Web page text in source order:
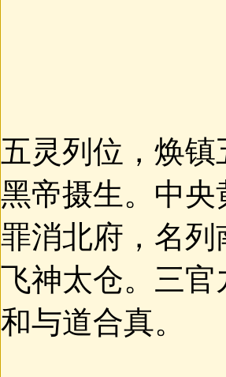
五灵列位，焕
黑帝摄生。中
罪消北府，名
飞神太仓。三
和与道合真。